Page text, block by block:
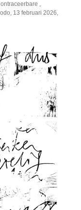
,
13 februari 2026,